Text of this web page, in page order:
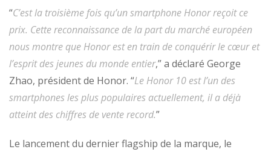
“C’est la troisième fois qu’un smartphone Honor reçoit ce
prix. Cette reconnaissance de la part du marché européen
nous montre que Honor est en train de conquérir le cœur et
l’esprit des jeunes du monde entier,” a déclaré George
Zhao, président de Honor. “Le Honor 10 est l’un des
smartphones les plus populaires actuellement, il a déjà
atteint des chiffres de vente record.”
Le lancement du dernier flagship de la marque, le